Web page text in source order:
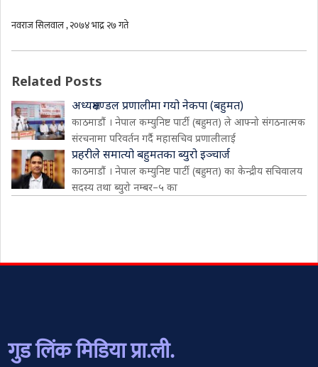
नवराज सिलवाल , २०७४ भाद्र २७ गते
Related Posts
अध्यक्षमण्डल प्रणालीमा गयो नेकपा (बहुमत)
काठमाडौं । नेपाल कम्युनिष्ट पार्टी (बहुमत) ले आफ्नो संगठनात्मक
संरचनामा परिवर्तन गर्दै महासचिव प्रणालीलाई
प्रहरीले समात्यो बहुमतका ब्युरो इञ्चार्ज
काठमाडौं । नेपाल कम्युनिष्ट पार्टी (बहुमत) का केन्द्रीय सचिवालय
सदस्य तथा ब्युरो नम्बर–५ का
गुड लिंक मिडिया प्रा.ली.